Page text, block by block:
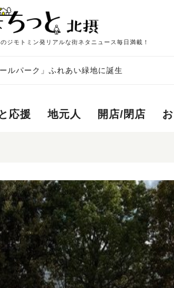
ジモトミン発リアルな街ネタニュース毎日満載！
ルパーク」ふれあい緑地に誕生
応援 地元人 開店/閉店